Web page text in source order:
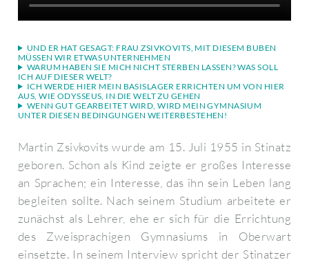
UND ER HAT GESAGT: FRAU ZSIVKOVITS, MIT DIESEM BUBEN
MÜSSEN WIR ETWAS UNTERNEHMEN
WARUM HABEN SIE MICH NICHT STERBEN LASSEN? WAS SOLL
ICH AUF DIESER WELT?
ICH WERDE HIER MEIN BASISLAGER ERRICHTEN UM VON HIER
AUS, WIE ODYSSEUS, IN DIE WELT ZU GEHEN
WENN GUT GEARBEITET WIRD, WIRD MEIN GYMNASIUM
UNTER DIESEN BEDINGUNGEN WEITERBESTEHEN!
Martin Zsivkovits wurde am 15. Juli 1955 in Stinatz
geboren. Schon als Kind zeigte er großes Interesse
an Sprachen; ein Interesse, das ihn sein Leben lang
begleiten sollte. Nach seinem Studium arbeitete er
zunächst als Lehrer, ehe er sich für die Errichtung
des Zweisprachigen Gymnasiums in Oberwart
einsetzte. In seinem Interview spricht der Stinatzer